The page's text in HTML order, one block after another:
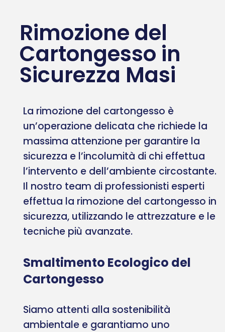
Rimozione del
Cartongesso in
Sicurezza Masi
La rimozione del cartongesso è
un’operazione delicata che richiede la
massima attenzione per garantire la
sicurezza e l’incolumità di chi effettua
l’intervento e dell’ambiente circostante.
Il nostro team di professionisti esperti
effettua la rimozione del cartongesso in
sicurezza, utilizzando le attrezzature e le
tecniche più avanzate.
Smaltimento Ecologico del
Cartongesso
Siamo attenti alla sostenibilità
ambientale e garantiamo uno